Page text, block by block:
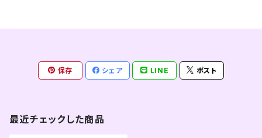
保存 シェア LINE ポスト
最近チェックした商品